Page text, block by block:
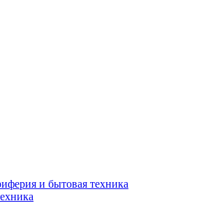
и бытовая техника